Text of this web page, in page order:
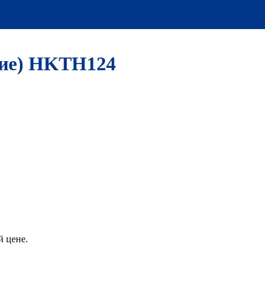
HKTH124
цене.